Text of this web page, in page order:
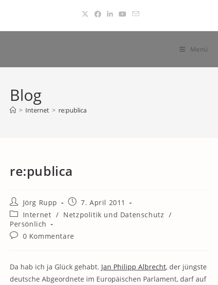
springen
Menü
Blog
> Internet > re:publica
re:publica
Beitrags-
Autor:
Jörg Rupp
Beitrag
veröffentlicht:
7. April 2011
Beitrags-
Kategorie:
Internet / Netzpolitik und Datenschutz /
Persönlich
Beitrags-
0 Kommentare
Da hab ich ja Glück gehabt. Jan Philipp Albrecht, der jüngste
deutsche Abgeordnete im Europäischen Parlament, darf auf